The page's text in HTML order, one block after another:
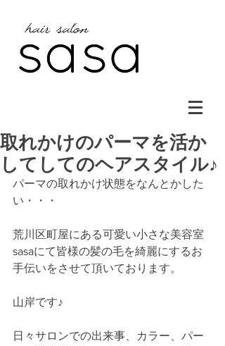
取れかけのパーマを活か
してしてのヘアスタイル♪
パーマの取れかけ状態をなんとかした
い・・・
荒川区町屋にある可愛い小さな美容室
sasaにて皆様の髪の毛を綺麗にするお
手伝いをさせて頂いております。
山岸です♪
日々サロンでの出来事、カラー、パー